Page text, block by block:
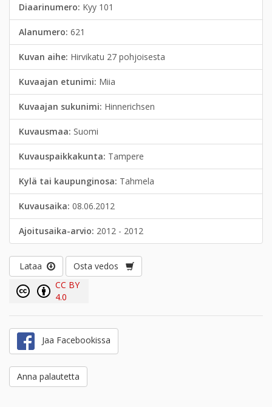
Diaarinumero: Kyy 101
Alanumero: 621
Kuvan aihe: Hirvikatu 27 pohjoisesta
Kuvaajan etunimi: Miia
Kuvaajan sukunimi: Hinnerichsen
Kuvausmaa: Suomi
Kuvauspaikkakunta: Tampere
Kylä tai kaupunginosa: Tahmela
Kuvausaika: 08.06.2012
Ajoitusaika-arvio: 2012 - 2012
Lataa
Osta vedos
CC BY
4.0
Jaa Facebookissa
Anna palautetta